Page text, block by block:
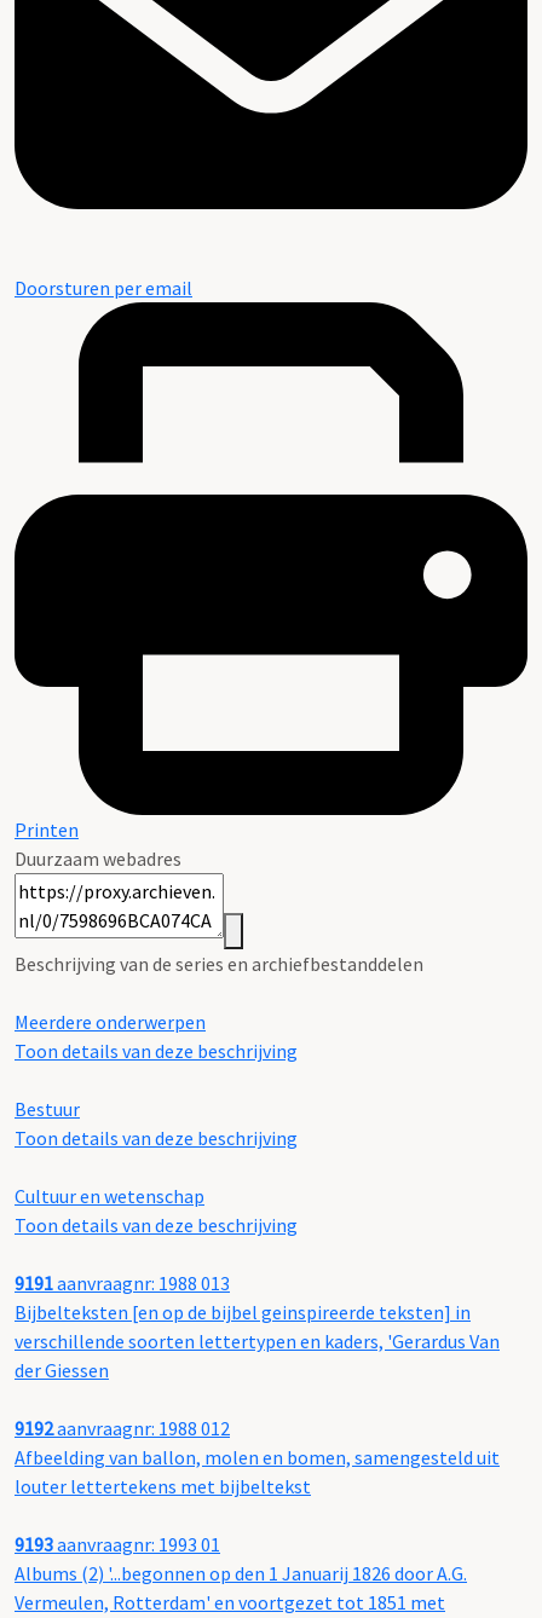
Doorsturen per email
Printen
Duurzaam webadres
Beschrijving van de series en archiefbestanddelen
Meerdere onderwerpen
Toon details van deze beschrijving
Bestuur
Toon details van deze beschrijving
Cultuur en wetenschap
Toon details van deze beschrijving
9191aanvraagnr: 1988 013
Bijbelteksten [en op de bijbel geinspireerde teksten] in
verschillende soorten lettertypen en kaders, 'Gerardus Van
der Giessen
9192aanvraagnr: 1988 012
Afbeelding van ballon, molen en bomen, samengesteld uit
louter lettertekens met bijbeltekst
9193aanvraagnr: 1993 01
Albums (2) '...begonnen op den 1 Januarij 1826 door A.G.
Vermeulen, Rotterdam' en voortgezet tot 1851 met